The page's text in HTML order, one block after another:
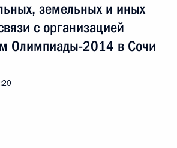
земельных и иных
с организацией
Олимпиады-2014 в Сочи